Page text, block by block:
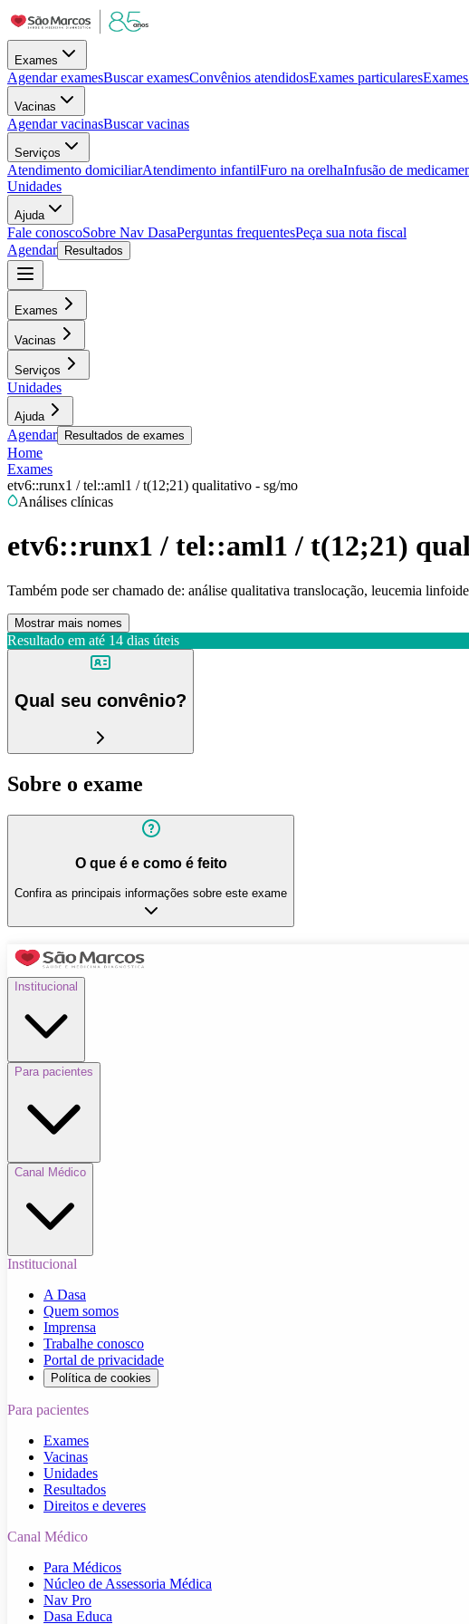
Exames
Agendar examesBuscar examesConvênios atendidosExames particulares
Vacinas
Agendar vacinasBuscar vacinas
Serviços
Atendimento domiciliarAtendimento infantilFuro na orelhaInfusão de
Unidades
Ajuda
Fale conoscoSobre Nav DasaPerguntas frequentesPeça sua nota fiscal
Agendar
Resultados
Exames
Vacinas
Serviços
Unidades
Ajuda
Agendar Resultados de exames
Home
Exames
etv6::runx1 / tel::aml1 / t(12;21) qualitativo - sg/mo
Análises clínicas
etv6::runx1 / tel::aml1 / t(12;21)
Também pode ser chamado de: análise qualitativa translocação, leucemia
Mostrar mais nomes
Resultado em até 14 dias úteis
Qual seu convênio?
Sobre o exame
O que é e como é feito
Confira as principais informações sobre este exame
Institucional
Para pacientes
Canal Médico
Institucional
A Dasa
Quem somos
Imprensa
Trabalhe conosco
Portal de privacidade
Política de cookies
Para pacientes
Exames
Vacinas
Unidades
Resultados
Direitos e deveres
Canal Médico
Para Médicos
Núcleo de Assessoria Médica
Nav Pro
Dasa Educa